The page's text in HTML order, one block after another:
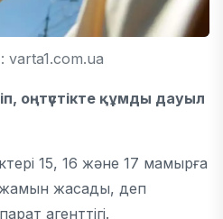
varta1.com.ua
оңтүстікте құмды дауыл
15, 16 және 17 мамырға
жасады, деп
агенттігі.